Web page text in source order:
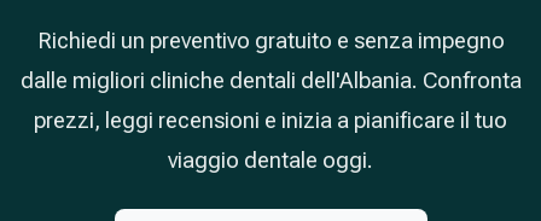
Richiedi un preventivo gratuito e senza impegno
dalle migliori cliniche dentali dell'Albania. Confronta
prezzi, leggi recensioni e inizia a pianificare il tuo
viaggio dentale oggi.